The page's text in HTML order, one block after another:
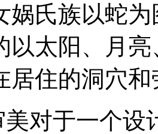
娲氏族以蛇
以太阳、月
居住的洞穴
美对于一个